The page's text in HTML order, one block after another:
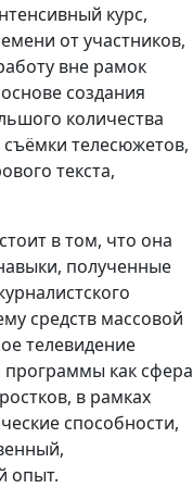
курс,
от участников,
вне рамок
создания
количества
телесюжетов,
текста,
в том, что она
полученные
средств массовой
телевидение
программы как сфера
в рамках
способности,
опыт.